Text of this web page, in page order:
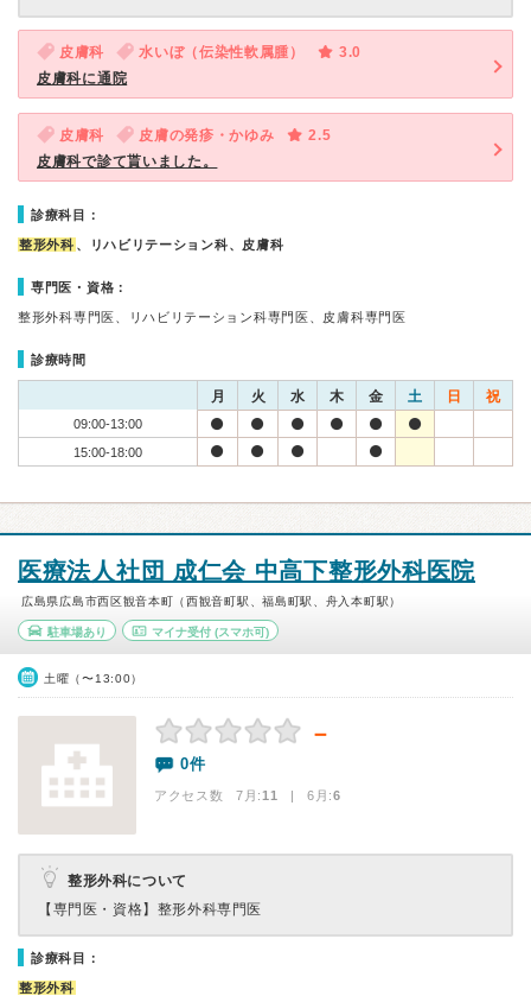
皮膚科 水いぼ（伝染性軟属腫）
3.0
皮膚科に通院
皮膚科 皮膚の発疹・かゆみ
2.5
皮膚科で診て貰いました。
診療科目：
整形外科 、リハビリテーション科、皮膚科
専門医・資格：
整形外科専門医、リハビリテーション科専門医、皮膚科専門医
診療時間
月 火 水 木 金 土 日 祝
09:00-13:00
15:00-18:00
医療法人社団 成仁会 中高下整形外科医院
広島県広島市西区観音本町（西観音町駅、福島町駅、舟入本町駅）
駐車場あり マイナ受付(スマホ可)
土曜（〜13:00）
－
0件
アクセス数 7月:11 | 6月:6
整形外科について
【専門医・資格】 整形外科専門医
診療科目：
整形外科